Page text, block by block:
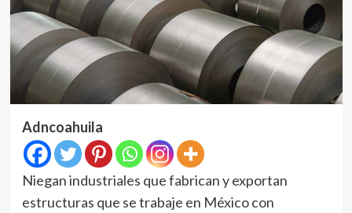
Adncoahuila
Niegan industriales que fabrican y exportan
estructuras que se trabaje en México con